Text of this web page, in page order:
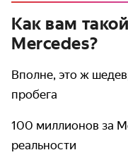
Как вам
Mercedes?
Вполне, это ж
пробега
100 миллионов за
реальности